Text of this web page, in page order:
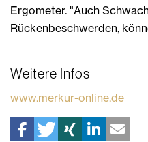
Ergometer. "Auch
Rückenbeschwerden,
Weitere Infos
www.merkur-online.de